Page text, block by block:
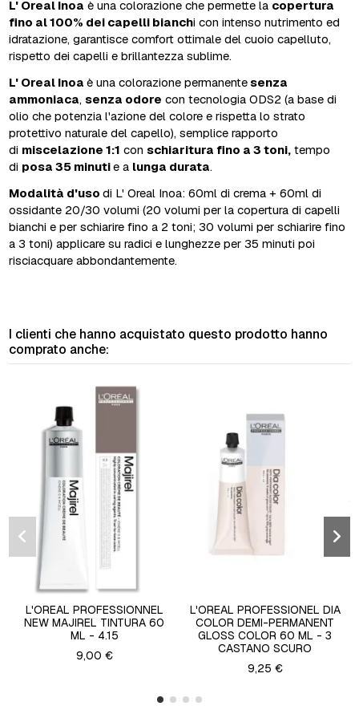
L' Oreal Inoa è una colorazione che permette la copertura
fino al 100% dei capelli bianchi con intenso nutrimento ed
idratazione, garantisce comfort ottimale del cuoio capelluto,
rispetto dei capelli e brillantezza sublime.
L' Oreal Inoaè una colorazione permanentesenza
ammoniaca,senza odore con tecnologia ODS2 (a base di
olio che potenzia l'azione del colore e rispetta lo strato
protettivo naturale del capello), semplice rapporto
di miscelazione 1:1 conschiaritura fino a 3 toni, tempo
di posa 35 minutie a lunga durata.
Modalità d'usodi L' Oreal Inoa: 60ml di crema + 60ml di
ossidante 20/30 volumi (20 volumi per la copertura di capelli
bianchi e per schiarire fino a 2 toni; 30 volumi per schiarire fino
a 3 toni) applicare su radici e lunghezze per 35 minuti poi
risciacquare abbondantemente.
I clienti che hanno acquistato questo prodotto hanno
comprato anche:
L'OREAL PROFESSIONNEL
NEW MAJIREL TINTURA 60
ML - 4.15
9,00 €
L'OREAL PROFESSIONEL DIA
COLOR DEMI-PERMANENT
GLOSS COLOR 60 ML - 3
CASTANO SCURO
9,25 €